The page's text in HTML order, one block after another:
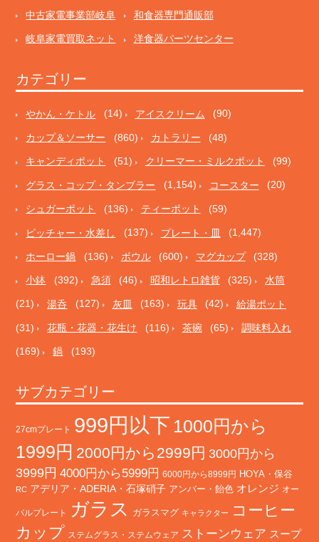
中古家電事業部岐阜 和食器専門通販部
岐阜家電買取ネット 洋食器パーツセンター
カテゴリー
やかん・ケトル (14) アイスクリーム (90)
カップ＆ソーサー (860) カトラリー (48)
キャンディポット (51) クリーマー・ミルクポット (99)
グラス・コップ・タンブラー (1,154) コースター (20)
シュガーポット (136) ティーポット (59)
ピッチャー・水差し (137) プレート・皿 (1,447)
ホーロー鍋 (136) ボウル (600) マグカップ (328)
小鉢 (392) 急須 (46) 昭和レトロ雑貨 (325) 水筒
(21) 湯呑 (127) 灰皿 (163) 玩具 (42) 給湯ポット
(31) 花瓶・花器・花生け (116) 茶碗 (65) 調味料入れ
(169) 鍋 (193)
サブカテゴリー
27cmプレート 999円以下 1000円から
1999円 2000円から2999円 3000円から
3999円 4000円から5999円 6000円から8999円 HOYA・保谷
RC アデリア・ADERIA・石塚硝子 アンバー・飴色 オレンジ オー
バルプレート ガラス ガラスマグ キャラクター
コーヒー
カップ ステムグラス・ステムウェア ストーンウェア スープ